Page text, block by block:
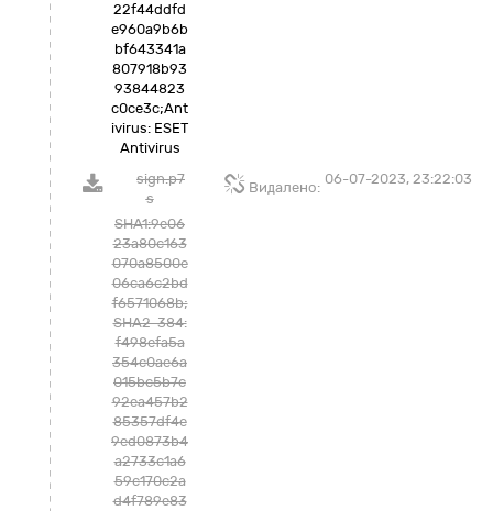
22f44ddfd
e960a9b6b
bf643341a
807918b93
93844823
c0ce3c;Ant
ivirus: ESET
Antivirus
sign.p7
s
SHA1:9e06
23a80c163
070a8500e
06ca6c2bd
f6571068b;
SHA2-384:
f498efa5a
354c0ae6a
015bc5b7c
92ea457b2
85357df4e
9ed0873b4
a2733c1a6
59c170c2a
d4f789e83
Видалено:
06-07-2023, 23:22:03